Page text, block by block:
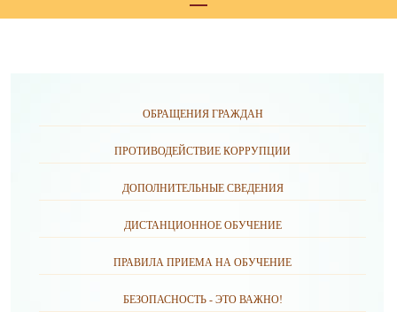
ОБРАЩЕНИЯ ГРАЖДАН
ПРОТИВОДЕЙСТВИЕ КОРРУПЦИИ
ДОПОЛНИТЕЛЬНЫЕ СВЕДЕНИЯ
ДИСТАНЦИОННОЕ ОБУЧЕНИЕ
ПРАВИЛА ПРИЕМА НА ОБУЧЕНИЕ
БЕЗОПАСНОСТЬ - ЭТО ВАЖНО!